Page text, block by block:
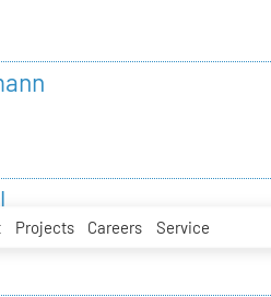
Projects Careers Service